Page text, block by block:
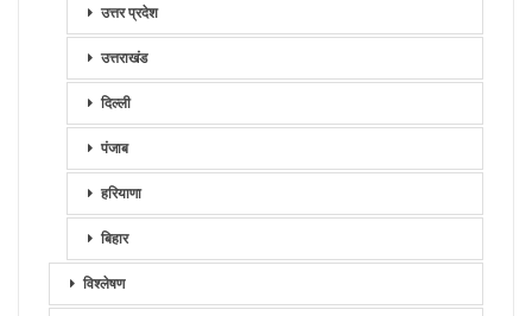
उत्तर प्रदेश
उत्तराखंड
दिल्ली
पंजाब
हरियाणा
बिहार
विश्लेषण